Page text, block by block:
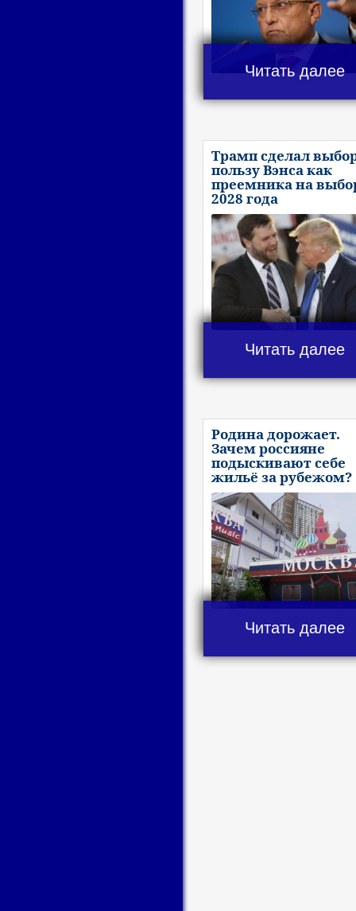
Читать далее
Трамп сделал
пользу Вэнса как
преемника на
2028 года
Читать далее
Родина дорожает.
Зачем россияне
подыскивают себе
жильё за рубежом?
Читать далее